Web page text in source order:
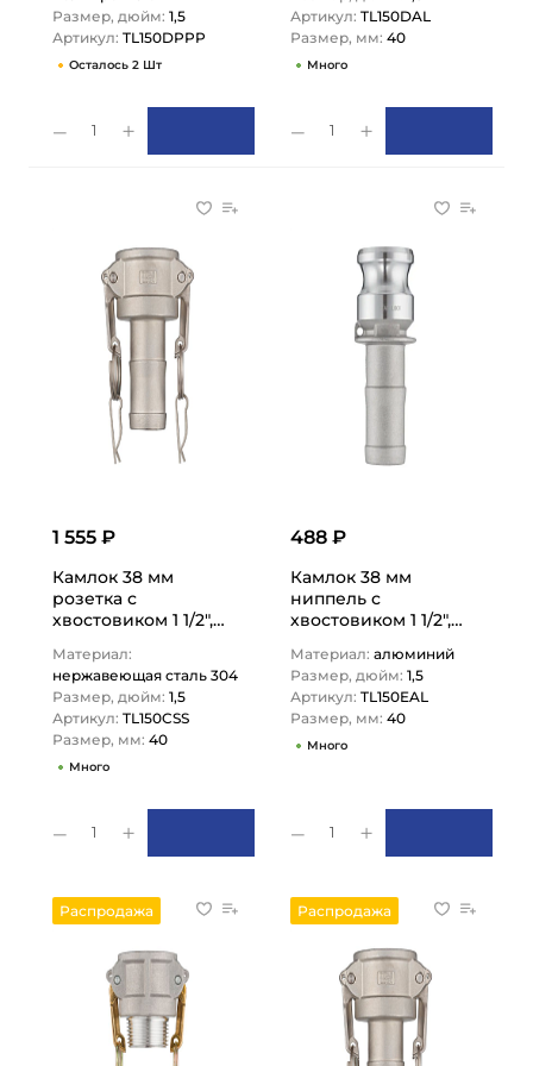
Размер, дюйм: 1,5
Артикул: TL150DPPP
Осталось 2 Шт
1
Артикул: TL150DAL
Размер, мм: 40
Много
1
1 555 ₽
Камлок 38 мм
розетка с
хвостовиком 1 1/2",
TITAN LOCK
Материал:
нержавеющая сталь 304
Размер, дюйм: 1,5
Артикул: TL150CSS
Размер, мм: 40
Много
1
488 ₽
Камлок 38 мм
ниппель с
хвостовиком 1 1/2",
Материал: алюминий
Размер, дюйм: 1,5
Артикул: TL150EAL
Размер, мм: 40
Много
1
Распродажа Распродажа